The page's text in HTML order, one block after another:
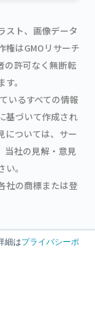
細はプライバシーポ
スト、画像データ
権はGMOリサーチ
の許可なく無断転
。
いるすべての情報
基づいて作成され
については、サー
当社の見解・意見
。
社の商標または登